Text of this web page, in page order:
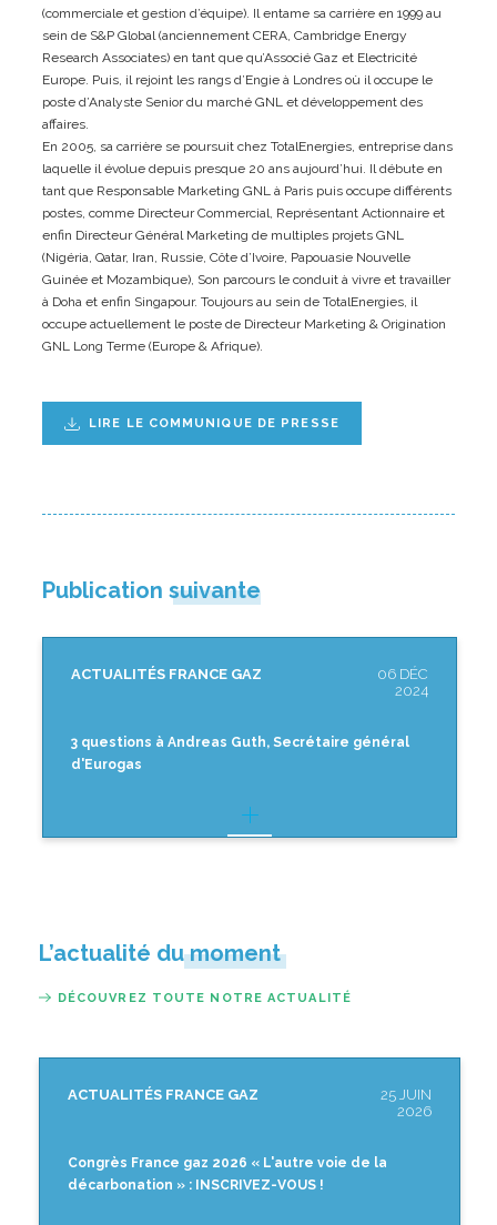
(commerciale et gestion d’équipe). Il entame sa carrière en 1999 au
sein de S&P Global (anciennement CERA, Cambridge Energy
Research Associates) en tant que qu’Associé Gaz et Electricité
Europe. Puis, il rejoint les rangs d’Engie à Londres où il occupe le
poste d’Analyste Senior du marché GNL et développement des
affaires.
En 2005, sa carrière se poursuit chez TotalEnergies, entreprise dans
laquelle il évolue depuis presque 20 ans aujourd’hui. Il débute en
tant que Responsable Marketing GNL à Paris puis occupe différents
postes, comme Directeur Commercial, Représentant Actionnaire et
enfin Directeur Général Marketing de multiples projets GNL
(Nigéria, Qatar, Iran, Russie, Côte d’Ivoire, Papouasie Nouvelle
Guinée et Mozambique), Son parcours le conduit à vivre et travailler
à Doha et enfin Singapour. Toujours au sein de TotalEnergies, il
occupe actuellement le poste de Directeur Marketing & Origination
GNL Long Terme (Europe & Afrique).
LIRE LE COMMUNIQUE DE PRESSE
Publication suivante
ACTUALITÉS FRANCE GAZ
06 DÉC
2024
3 questions à Andreas Guth, Secrétaire général
d'Eurogas
L’actualité du moment
DÉCOUVREZ TOUTE NOTRE ACTUALITÉ
ACTUALITÉS FRANCE GAZ
25 JUIN
2026
Congrès France gaz 2026 « L'autre voie de la
décarbonation » : INSCRIVEZ-VOUS !